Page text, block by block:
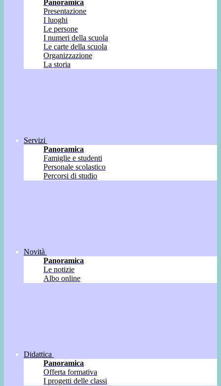
Panoramica
Presentazione
I luoghi
Le persone
I numeri della scuola
Le carte della scuola
Organizzazione
La storia
Servizi
Panoramica
Famiglie e studenti
Personale scolastico
Percorsi di studio
Novità
Panoramica
Le notizie
Albo online
Didattica
Panoramica
Offerta formativa
I progetti delle classi